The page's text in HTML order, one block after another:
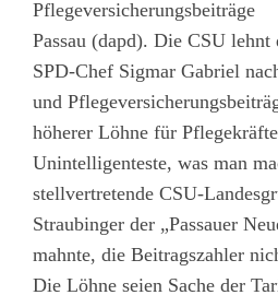
Passau (dapd). Die CSU
SPD-Chef Sigmar Gabriel
und
höherer Löhne für
Unintelligenteste, was man
stellvertretende CSU-
Straubinger der „Passauer
mahnte, die Beitragszahler
Die Löhne seien Sache der